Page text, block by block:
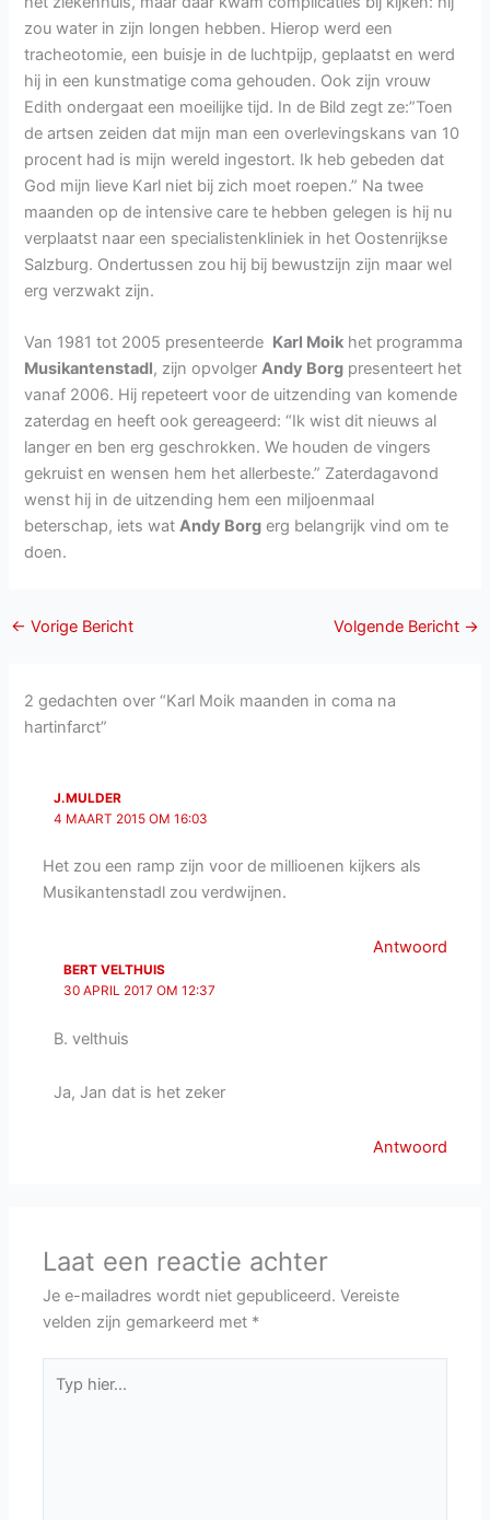
zou water in zijn longen hebben. Hierop werd een
tracheotomie, een buisje in de luchtpijp, geplaatst en werd
hij in een kunstmatige coma gehouden. Ook zijn vrouw
Edith ondergaat een moeilijke tijd. In de Bild zegt ze:”Toen
de artsen zeiden dat mijn man een overlevingskans van 10
procent had is mijn wereld ingestort. Ik heb gebeden dat
God mijn lieve Karl niet bij zich moet roepen.” Na twee
maanden op de intensive care te hebben gelegen is hij nu
verplaatst naar een specialistenkliniek in het Oostenrijkse
Salzburg. Ondertussen zou hij bij bewustzijn zijn maar wel
erg verzwakt zijn.
Van 1981 tot 2005 presenteerde Karl Moik het programma
Musikantenstadl, zijn opvolgerAndy Borg presenteert het
vanaf 2006. Hij repeteert voor de uitzending van komende
zaterdag en heeft ook gereageerd: “Ik wist dit nieuws al
langer en ben erg geschrokken. We houden de vingers
gekruist en wensen hem het allerbeste.” Zaterdagavond
wenst hij in de uitzending hem een miljoenmaal
beterschap, iets watAndy Borg erg belangrijk vind om te
doen.
← Vorige Bericht Volgende Bericht →
2 gedachten over “Karl Moik maanden in coma na
hartinfarct”
J.MULDER
4 MAART 2015 OM 16:03
Het zou een ramp zijn voor de millioenen kijkers als
Musikantenstadl zou verdwijnen.
Antwoord
BERT VELTHUIS
30 APRIL 2017 OM 12:37
B. velthuis
Ja, Jan dat is het zeker
Antwoord
Laat een reactie achter
Je e-mailadres wordt niet gepubliceerd. Vereiste
velden zijn gemarkeerd met *
hier...